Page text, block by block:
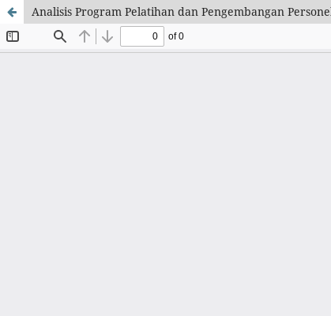
Analisis Program Pelatihan dan Pengembangan